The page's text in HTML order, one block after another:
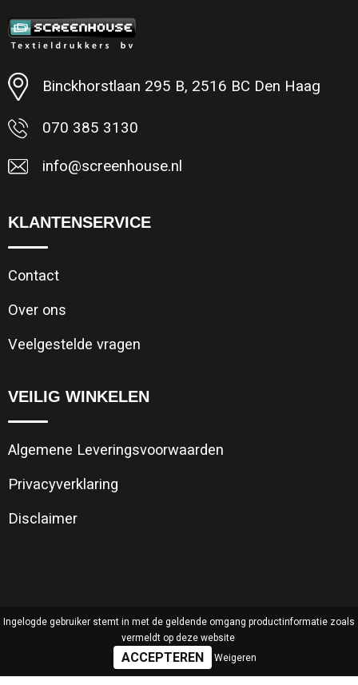
Minimale afname: 1
Binckhorstlaan 295 B, 2516 BC Den Haag
070 385 3130
info@screenhouse.nl
KLANTENSERVICE
Contact
Over ons
Veelgestelde vragen
VEILIG WINKELEN
Algemene Leveringsvoorwaarden
Privacyverklaring
Disclaimer
Ingelogde gebruiker stemt in met de geldende omgang productinformatie zoals
vermeldt op deze website
Weigeren